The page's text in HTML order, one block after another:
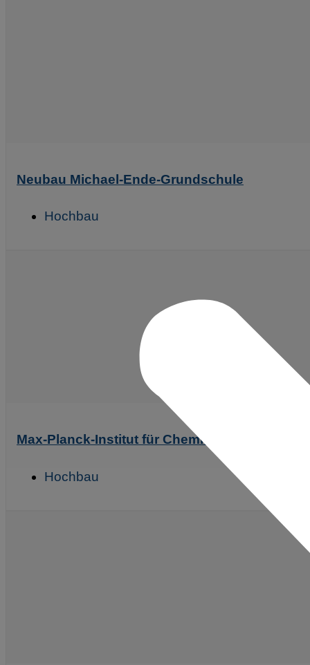
Neubau Michael-Ende-Grundschule
Hochbau
Max-Planck-Institut für Chemie Mainz,
Hochbau